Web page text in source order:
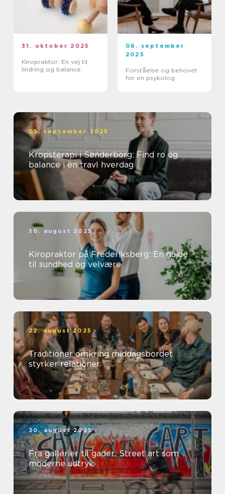
31. oktober 2025
Kiropraktor: En vej til
lindring og balance
06. september
2025
Forståelse og behovet
for en psykolog
05. september 2025
Kropsterapi i Sønderborg: Find ro og
balance i en travl hverdag
30. august 2025
Kiropraktor på Frederiksberg: En guide
til sundhed og velvære
22. august 2025
Traditioner omkring middagsbordet
styrker relationer
20. august 2025
Fra gallerier til gader: Street art som
moderne udtryk